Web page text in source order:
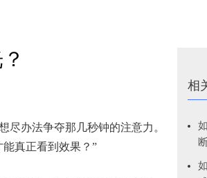
办法争夺那几秒钟的注意力。
真正看到效果？”
相